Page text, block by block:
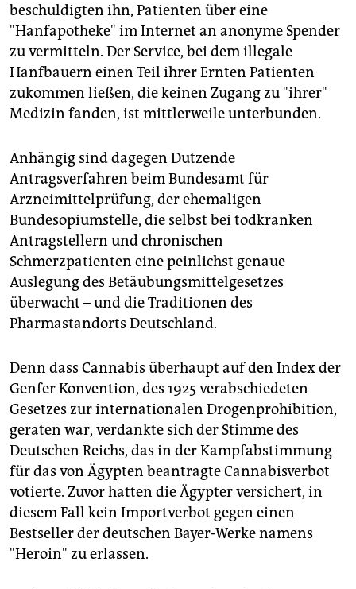
beschuldigten ihn, Patienten über eine
"Hanfapotheke" im Internet an anonyme Spender
zu vermitteln. Der Service, bei dem illegale
Hanfbauern einen Teil ihrer Ernten Patienten
zukommen ließen, die keinen Zugang zu "ihrer"
Medizin fanden, ist mittlerweile unterbunden.
Anhängig sind dagegen Dutzende
Antragsverfahren beim Bundesamt für
Arzneimittelprüfung, der ehemaligen
Bundesopiumstelle, die selbst bei todkranken
Antragstellern und chronischen
Schmerzpatienten eine peinlichst genaue
Auslegung des Betäubungsmittelgesetzes
überwacht – und die Traditionen des
Pharmastandorts Deutschland.
Denn dass Cannabis überhaupt auf den Index der
Genfer Konvention, des 1925 verabschiedeten
Gesetzes zur internationalen Drogenprohibition,
geraten war, verdankte sich der Stimme des
Deutschen Reichs, das in der Kampfabstimmung
für das von Ägypten beantragte Cannabisverbot
votierte. Zuvor hatten die Ägypter versichert, in
diesem Fall kein Importverbot gegen einen
Bestseller der deutschen Bayer-Werke namens
"Heroin" zu erlassen.